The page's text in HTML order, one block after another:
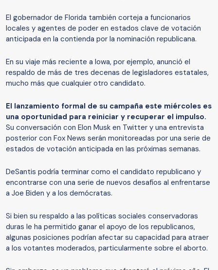
El gobernador de Florida también corteja a funcionarios
locales y agentes de poder en estados clave de votación
anticipada en la contienda por la nominación republicana.
En su viaje más reciente a Iowa, por ejemplo, anunció el
respaldo de más de tres decenas de legisladores estatales,
mucho más que cualquier otro candidato.
El lanzamiento formal de su campaña este miércoles es
una oportunidad para reiniciar y recuperar el impulso.
Su conversación con Elon Musk en Twitter y una entrevista
posterior con Fox News serán monitoreadas por una serie de
estados de votación anticipada en las próximas semanas.
DeSantis podría terminar como el candidato republicano y
encontrarse con una serie de nuevos desafíos al enfrentarse
a Joe Biden y a los demócratas.
Si bien su respaldo a las políticas sociales conservadoras
duras le ha permitido ganar el apoyo de los republicanos,
algunas posiciones podrían afectar su capacidad para atraer
a los votantes moderados, particularmente sobre el aborto.